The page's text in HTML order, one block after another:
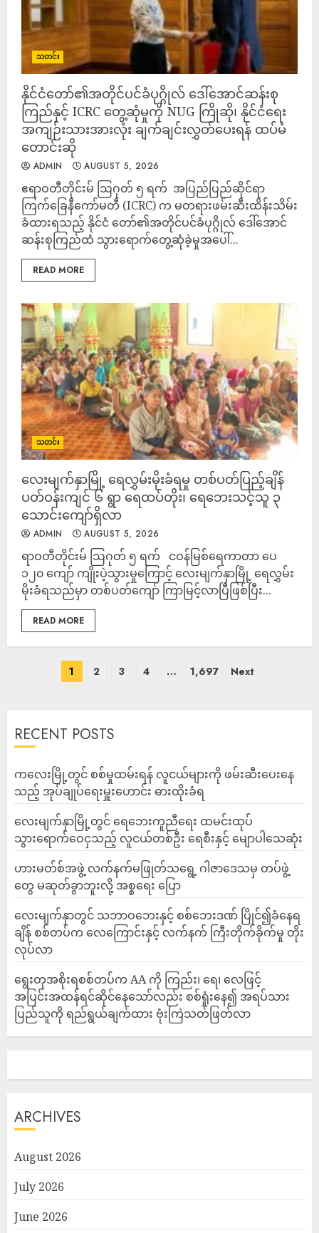
သတင်း
နိုင်ငံတော်၏အတိုင်ပင်ခံပုဂ္ဂိုလ် ဒေါ်အောင်ဆန်းစု
ကြည်နှင့် ICRC တွေ့ဆုံမှုကို NUG ကြိုဆို၊ နိုင်ငံရေး
အကျဉ်းသားအားလုံး ချက်ချင်းလွှတ်ပေးရန် ထပ်မံ
တောင်းဆို
ADMIN AUGUST 5, 2026
‎ဧရာဝတီတိုင်းမ် ‎ဩဂုတ် ၅ ရက် ‎ ‎အပြည်ပြည်ဆိုင်ရာ
ကြက်ခြေနီကော်မတီ (ICRC) က မတရားဖမ်းဆီးထိန်းသိမ်း
ခံထားရသည့် နိုင်ငံ တော်၏အတိုင်ပင်ခံပုဂ္ဂိုလ် ဒေါ်အောင်
ဆန်းစုကြည်ထံ သွားရောက်တွေ့ဆုံခဲ့မှုအပေါ်...
READ MORE
သတင်း
လေးမျက်နှာမြို့ ရေလွှမ်းမိုးခံရမှု တစ်ပတ်ပြည့်ချိန်
ပတ်ဝန်းကျင် ၆ ရွာ ရေထပ်တိုး၊ ရေဘေးသင့်သူ ၃
သောင်းကျော်ရှိလာ
ADMIN AUGUST 5, 2026
ရာဝတီတိုင်းမ် ဩဂုတ် ၅ ရက် ငဝန်မြစ်ရေကာတာ ပေ
၁၂၀ ကျော် ကျိုးပဲ့သွားမှုကြောင့် လေးမျက်နှာမြို့ ရေလွှမ်း
မိုးခံရသည်မှာ တစ်ပတ်ကျော် ကြာမြင့်လာပြီဖြစ်ပြီး...
READ MORE
1 2 3 4 … 1,697 Next
RECENT POSTS
ကလေးမြို့တွင် စစ်မှုထမ်းရန် လူငယ်များကို ဖမ်းဆီးပေးနေ
သည့် အုပ်ချုပ်ရေးမှူးဟောင်း ဓားထိုးခံရ
လေးမျက်နှာမြို့တွင် ရေဘေးကူညီရေး ထမင်းထုပ်
သွားရောက်ဝေငှသည့် လူငယ်တစ်ဦး ရေစီးနှင့် မျောပါသေဆုံး
ဟားမတ်စ်အဖွဲ့ လက်နက်မဖြုတ်သရွေ့ ဂါဇာဒေသမှ တပ်ဖွဲ့
တွေ မဆုတ်ခွာဘူးလို့ အစ္စရေး ပြော
‎လေးမျက်နှာတွင် သဘာဝဘေးနှင့် စစ်ဘေးဒဏ် ပြိုင်၍ခံနေရ
ချိန် စစ်တပ်က လေကြောင်းနှင့် လက်နက် ကြီးတိုက်ခိုက်မှု တိုး
လုပ်လာ
ရွေးတုအစိုးရစစ်တပ်က AA ကို ကြည်း၊ ရေ၊ လေဖြင့်
အပြင်းအထန်ရင်ဆိုင်နေသော်လည်း စစ်ရှုံးနေ၍ အရပ်သား
ပြည်သူကို ရည်ရွယ်ချက်ထား ဗုံးကြဲသတ်ဖြတ်လာ
ARCHIVES
August 2026
July 2026
June 2026